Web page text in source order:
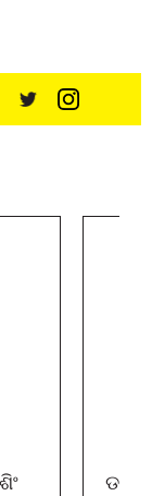
ଡାମ୍